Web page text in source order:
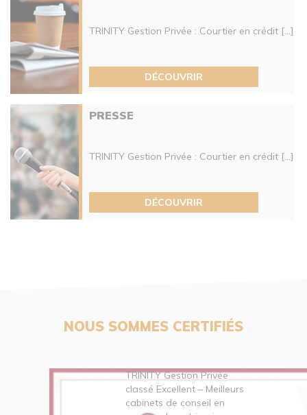
TRINITY Gestion Privée : Courtier en crédit [...]
DÉCOUVRIR
PRESSE
TRINITY Gestion Privée : Courtier en crédit [...]
DÉCOUVRIR
NOUS SOMMES CERTIFIÉS
TRINITY Gestion Privée
classé Excellent – Meilleurs
cabinets de conseil en